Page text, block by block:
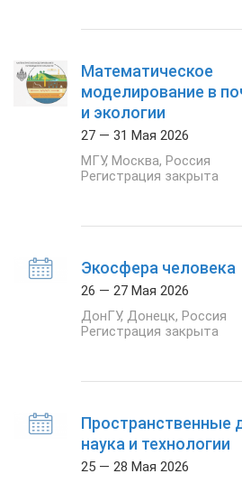
Математическое
моделирование в
и экологии
27 — 31 Мая 2026
МГУ, Москва, Россия
Регистрация закрыта
Экосфера человека
26 — 27 Мая 2026
ДонГУ, Донецк, Россия
Регистрация закрыта
Пространственные
наука и технологии
25 — 28 Мая 2026